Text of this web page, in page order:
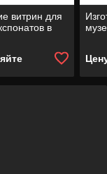
витрин для
в